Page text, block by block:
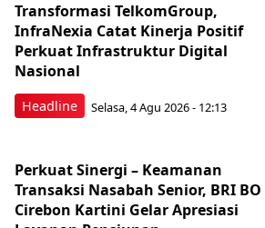
Headline
Transformasi TelkomGroup,
InfraNexia Catat Kinerja Positif
Perkuat Infrastruktur Digital
Nasional
Selasa, 4 Agu 2026 - 12:13
Perkuat Sinergi – Keamanan
Transaksi Nasabah Senior, BRI BO
Cirebon Kartini Gelar Apresiasi